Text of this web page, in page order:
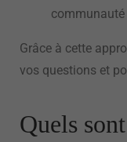
communauté
Grâce à cette
vos questions et
Quels